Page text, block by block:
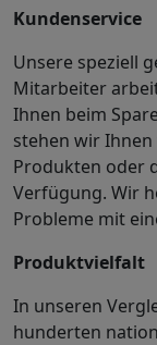
Kundenservice
Unsere speziell
Mitarbeiter
Ihnen beim
stehen wir
Produkten oder
Verfügung. Wir
Probleme mit
Produktvielfalt
In unseren
hunderten